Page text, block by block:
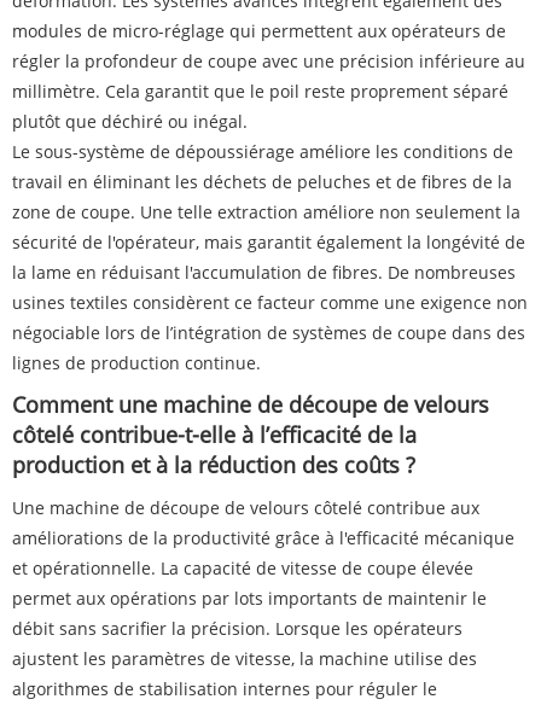
modules de micro-réglage qui permettent aux opérateurs de
régler la profondeur de coupe avec une précision inférieure au
millimètre. Cela garantit que le poil reste proprement séparé
plutôt que déchiré ou inégal.
Le sous-système de dépoussiérage améliore les conditions de
travail en éliminant les déchets de peluches et de fibres de la
zone de coupe. Une telle extraction améliore non seulement la
sécurité de l'opérateur, mais garantit également la longévité de
la lame en réduisant l'accumulation de fibres. De nombreuses
usines textiles considèrent ce facteur comme une exigence non
négociable lors de l’intégration de systèmes de coupe dans des
lignes de production continue.
Comment une machine de découpe de velours
côtelé contribue-t-elle à l’efficacité de la
production et à la réduction des coûts ?
Une machine de découpe de velours côtelé contribue aux
améliorations de la productivité grâce à l'efficacité mécanique
et opérationnelle. La capacité de vitesse de coupe élevée
permet aux opérations par lots importants de maintenir le
débit sans sacrifier la précision. Lorsque les opérateurs
ajustent les paramètres de vitesse, la machine utilise des
algorithmes de stabilisation internes pour réguler le